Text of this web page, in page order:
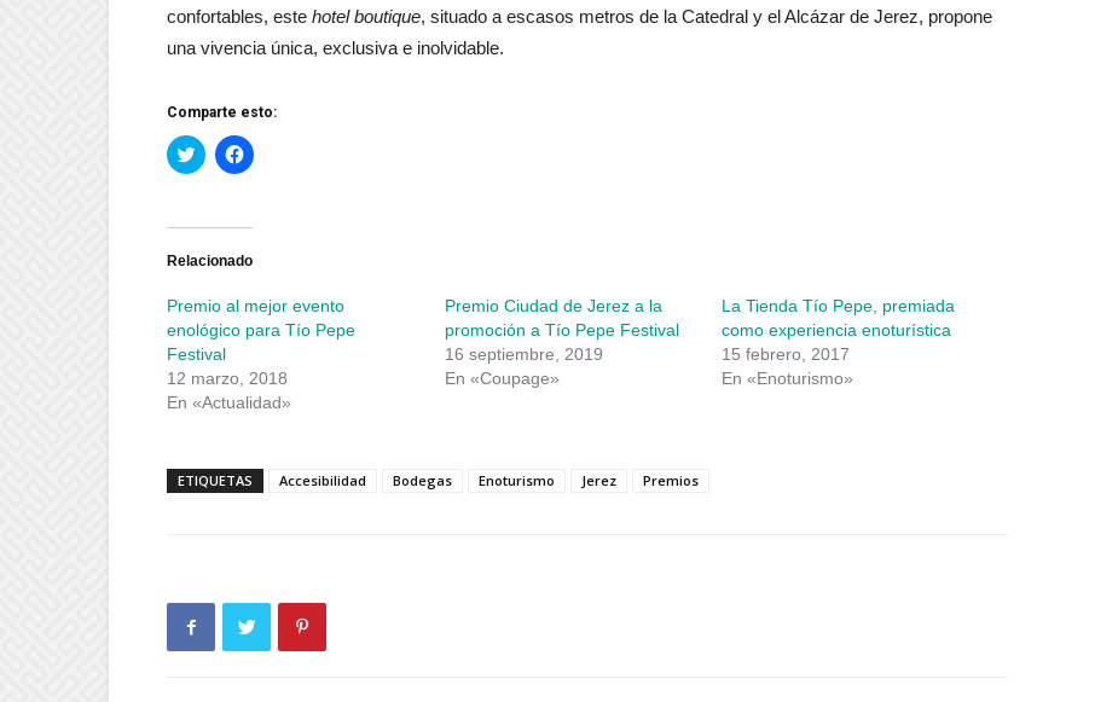
confortables, este hotel boutique, situado a escasos metros de la Catedral y el Alcázar de Jerez, propone
una vivencia única, exclusiva e inolvidable.
Comparte esto:
Haz
clic
Twitter
abre
ventana
nueva)
Haz
clic
Facebook
abre
ventana
nueva)
Relacionado
Premio al mejor evento
enológico para Tío Pepe
Festival
12 marzo, 2018
En «Actualidad»
Premio Ciudad de Jerez a la
promoción a Tío Pepe Festival
16 septiembre, 2019
En «Coupage»
La Tienda Tío Pepe, premiada
como experiencia enoturística
15 febrero, 2017
En «Enoturismo»
ETIQUETAS Accesibilidad Bodegas Enoturismo Jerez Premios